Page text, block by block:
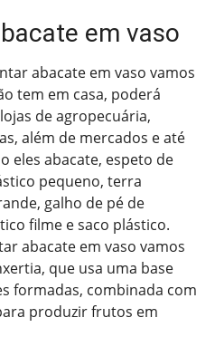
em vaso
abacate em vaso vamos
tem em casa, poderá
de agropecuária,
além de mercados e até
eles abacate, espeto de
pequeno, terra
galho de pé de
filme e saco plástico.
abacate em vaso vamos
que usa uma base
formadas, combinada com
produzir frutos em